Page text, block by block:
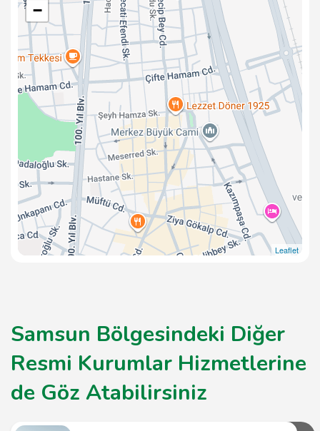
−
Leaflet
Samsun Bölgesindeki Diğer
Resmi Kurumlar Hizmetlerine
de Göz Atabilirsiniz